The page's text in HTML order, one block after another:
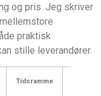
og pris. Jeg skriver
praktisk
stille leverandører.
Tidsramme